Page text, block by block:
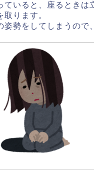
いると、座るときは
ります。
勢をしてしまうので